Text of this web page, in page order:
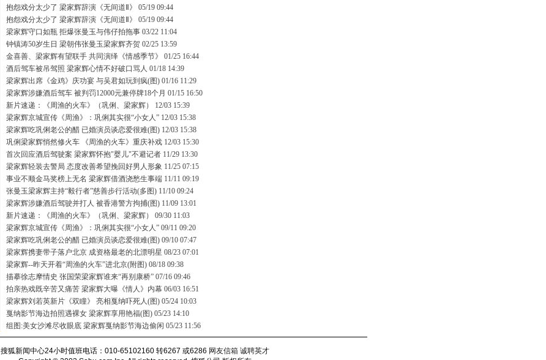
抱怨戏分太少了 梁家辉辞演《无间道Ⅱ》
05/19 09:44
抱怨戏分太少了 梁家辉辞演《无间道Ⅱ》
05/19 09:44
梁家辉守口如瓶 拒爆张曼玉与伟仔拍拖事 03/22 11:04
钟镇涛50岁生日 梁朝伟张曼玉梁家辉齐贺 02/25 13:59
金喜善、梁家辉有望联手 共同演绎《情感季节》
01/25 16:44
酒后驾车被吊驾照 梁家辉心情不好破口骂人 01/18 14:39
梁家辉出席《金鸡》庆功宴 与吴君如玩到疯(图) 01/16 11:29
梁家辉涉嫌酒后驾车 被判罚12000元兼停牌18个月 01/15 16:50
新片速递：《周渔的火车》（巩俐、梁家辉）
12/03 15:39
梁家辉京城宣传《周渔》：巩俐其实很“小女人” 12/03 15:38
梁家辉吃巩俐老公的醋 已婚演员谈恋爱很难(图) 12/03 15:38
巩俐梁家辉悄然修火车 《周渔的火车》重庆补戏 12/03 15:30
首次回应酒后驾驶案 梁家辉怀抱"婴儿"不避记者 11/29 13:30
梁家辉轻装去警局 态度改善希望挽回好男人形象 11/25 07:15
事业不顺金马奖榜上无名 梁家辉借酒浇愁生事端 11/11 09:19
张曼玉梁家辉主持“毅行者”慈善步行活动(多图) 11/10 09:24
梁家辉涉嫌酒后驾驶并打人 被香港警方拘捕(图) 11/09 13:01
新片速递：《周渔的火车》（巩俐、梁家辉）
09/30 11:03
梁家辉京城宣传《周渔》：巩俐其实很“小女人” 09/11 09:20
梁家辉吃巩俐老公的醋 已婚演员谈恋爱很难(图) 09/10 07:47
梁家辉携妻带子落户北京 成资格最老的北漂明星 08/23 07:01
梁家辉--昨天开着“周渔的火车”进北京(附图) 08/18 09:38
描摹徐志摩情史 张国荣梁家辉谁来“再别康桥” 07/16 09:46
拍亲热戏既辛苦又痛苦 梁家辉大曝《情人》内幕 06/03 16:51
梁家辉刘若英新片《双瞳》 亮相戛纳吓死人(图) 05/24 10:03
戛纳影节海边拍照遇裸女 梁家辉享用艳福(图) 05/23 14:10
组图:美女沙滩尽收眼底 梁家辉戛纳影节海边偷闲 05/23 11:56
搜狐新闻中心24小时值班电话：010-65102160 转6267 或6286 网友信箱 诚聘英才